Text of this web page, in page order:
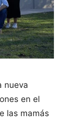
nueva
en el
las mamás